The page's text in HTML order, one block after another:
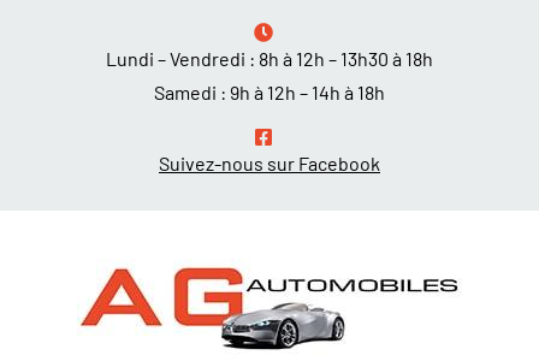
Lundi – Vendredi : 8h à 12h – 13h30 à 18h
Samedi : 9h à 12h – 14h à 18h
Suivez-nous sur Facebook